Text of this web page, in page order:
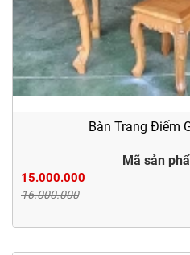
Bàn Trang Điểm
Mã sản
15.000.000
16.000.000